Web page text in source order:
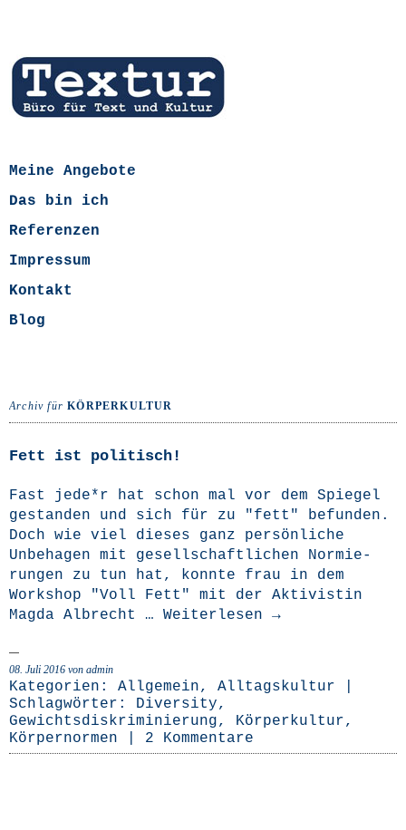
Meine Angebote
Das bin ich
Referenzen
Impressum
Kontakt
Blog
Archiv fürKÖRPERKULTUR
Fett ist politisch!
Fast jede*r hat schon mal vor dem Spie­gel
gestan­den und sich für zu "fett" befun­den.
Doch wie viel die­ses ganz per­sön­li­che
Unbe­ha­gen mit gesell­schaft­li­chen Nor­mie­
run­gen zu tun hat, konn­te frau in dem
Work­shop "Voll Fett" mit der Akti­vis­tin
Mag­da Albrecht … Wei­ter­le­sen →
08. Juli 2016 von admin
Kategorien: Allgemein, Alltagskultur
Schlagwörter: Diversity,
Gewichtsdiskriminierung, Körperkultur,
Körpernormen
2 Kommentare